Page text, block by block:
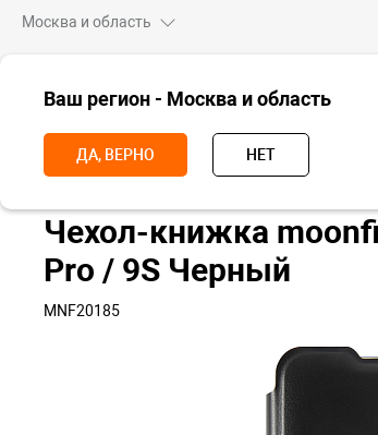
Москва и область
Ваш регион - Москва и область
ДА, ВЕРНО НЕТ
Главная Аксессуары Чехлы и стекла
Чехол-книжка
Pro / 9S Черный
MNF20185